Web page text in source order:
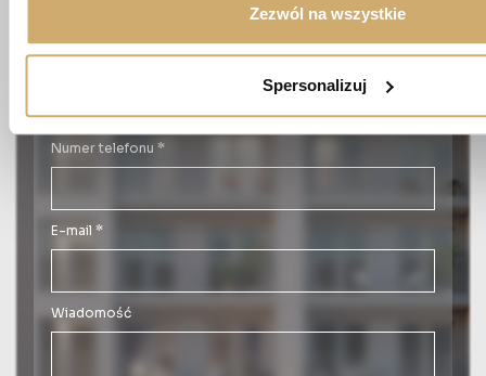
Zezwól na wszystkie
Spersonalizuj
Numer telefonu *
E-mail *
Wiadomość